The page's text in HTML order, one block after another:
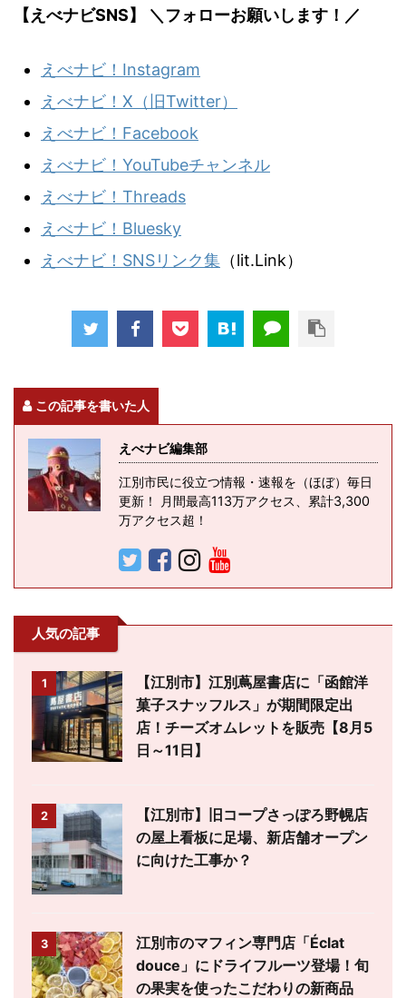
【えべナビSNS】 ＼フォローお願いします！／
えべナビ！Instagram
えべナビ！X（旧Twitter）
えべナビ！Facebook
えべナビ！YouTubeチャンネル
えべナビ！Threads
えべナビ！Bluesky
えべナビ！SNSリンク集 （lit.Link）
この記事を書いた人
えべナビ編集部
江別市民に役立つ情報・速報を（ほぼ）毎日
更新！ 月間最高113万アクセス、累計3,300
万アクセス超！
人気の記事
1
【江別市】江別蔦屋書店に「函館洋
菓子スナッフルス」が期間限定出
店！チーズオムレットを販売【8月5
日～11日】
2
【江別市】旧コープさっぽろ野幌店
の屋上看板に足場、新店舗オープン
に向けた工事か？
3
江別市のマフィン専門店「Éclat
douce」にドライフルーツ登場！旬
の果実を使ったこだわりの新商品